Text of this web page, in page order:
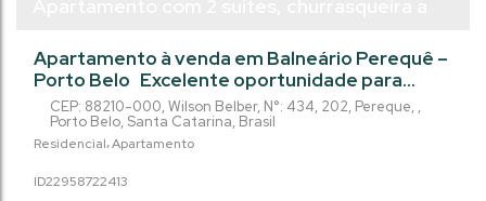
morar!
Residencial Apartamento
2413
2295872
CEP: 88210-000,Wilson Belber, N°: 434, 202, Pereque ,
Porto Belo, Santa Catarina, Brasil
Apartamento à venda em Balneário Perequê –
Porto Belo Excelente oportunidade para
morar ou investir em uma das regiões que
mais se valorizam no litoral catarinense! ✨ 2
suítes + lavabo ✨ 73 m² de área privativa ✨
garagem ✨ Apenas 600 metros da praia O